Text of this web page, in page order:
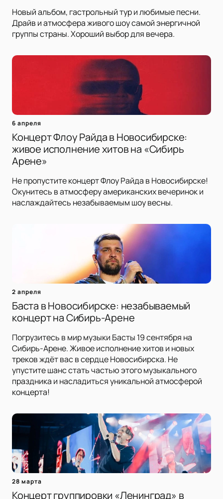
Новый альбом, гастрольный тур и любимые песни.
Драйв и атмосфера живого шоу самой энергичной
группы страны. Хороший выбор для вечера.
6 апреля
Концерт Флоу Райда в Новосибирске:
живое исполнение хитов на «Сибирь
Арене»
Не пропустите концерт Флоу Райда в Новосибирске!
Окунитесь в атмосферу американских вечеринок и
наслаждайтесь незабываемым шоу весны.
2 апреля
Баста в Новосибирске: незабываемый
концерт на Сибирь-Арене
Погрузитесь в мир музыки Басты 19 сентября на
Сибирь-Арене. Живое исполнение хитов и новых
треков ждёт вас в сердце Новосибирска. Не
упустите шанс стать частью этого музыкального
праздника и насладиться уникальной атмосферой
концерта!
28 марта
Концерт группировки «Ленинград» в